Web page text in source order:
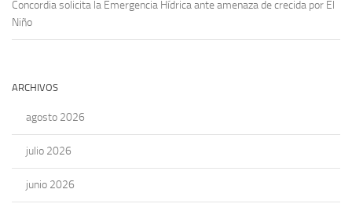
Concordia solicita la Emergencia Hídrica ante amenaza de crecida por El
Niño
ARCHIVOS
agosto 2026
julio 2026
junio 2026